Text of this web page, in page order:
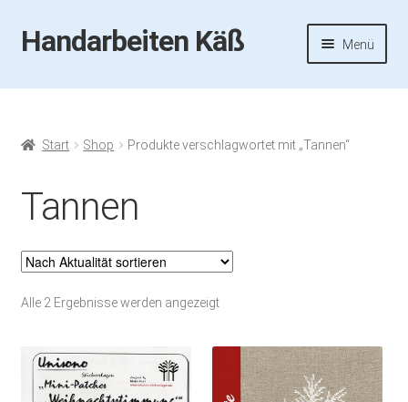
Zur
Navigation
Zum
Inhalt
Handarbeiten Käß Menü
Startseite
Aktuelles
Mein Konto
Start Shop Produkte verschlagwortet mit „Tannen“
Tannen
Alle 2 Ergebnisse werden angezeigtNach